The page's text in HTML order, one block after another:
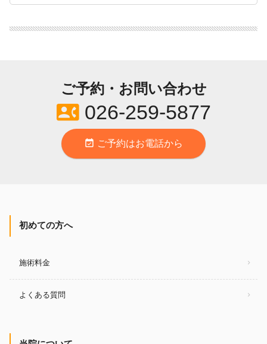
ご予約・お問い合わせ
contact_phone026-259-5877
event_available ご予約はお電話から
初めての方へ
施術料金
よくある質問